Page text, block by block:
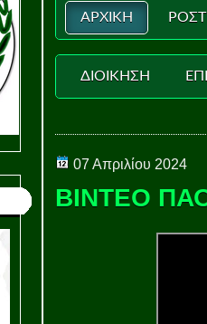
ΑΡΧΙΚΗ
ΔΙΟΙΚΗΣΗ
07 Απριλίου 2024
ΒΙΝΤΕΟ